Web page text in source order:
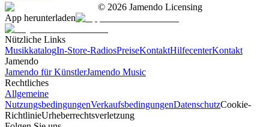
© 2026 Jamendo Licensing
App herunterladen
Nützliche Links
MusikkatalogIn-Store-RadiosPreiseKontaktHilfecenterKontakt
Jamendo
Jamendo für KünstlerJamendo Music
Rechtliches
Allgemeine
NutzungsbedingungenVerkaufsbedingungenDatenschutzCookie-
RichtlinieUrheberrechtsverletzung